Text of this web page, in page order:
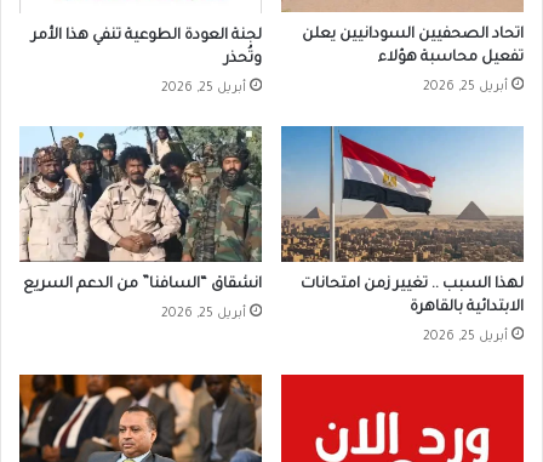
اتحاد الصحفيين السودانيين يعلن
تفعيل محاسبة هؤلاء
أبريل 25, 2026
لجنة العودة الطوعية تنفي هذا الأمر
وتُحذر
أبريل 25, 2026
لهذا السبب .. تغيير زمن امتحانات
الابتدائية بالقاهرة
أبريل 25, 2026
انشقاق “السافنا” من الدعم السريع
أبريل 25, 2026